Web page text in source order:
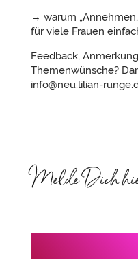
→ warum
für viele Frauen
Feedback,
Themenwünsche?
info@neu.lilian-
Melde Dich